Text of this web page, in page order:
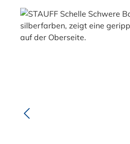
Bildergalerie überspringen